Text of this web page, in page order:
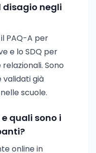
disagio negli
PAQ-A per
e lo SDQ per
Sono
già
scuole.
quali sono i
online in